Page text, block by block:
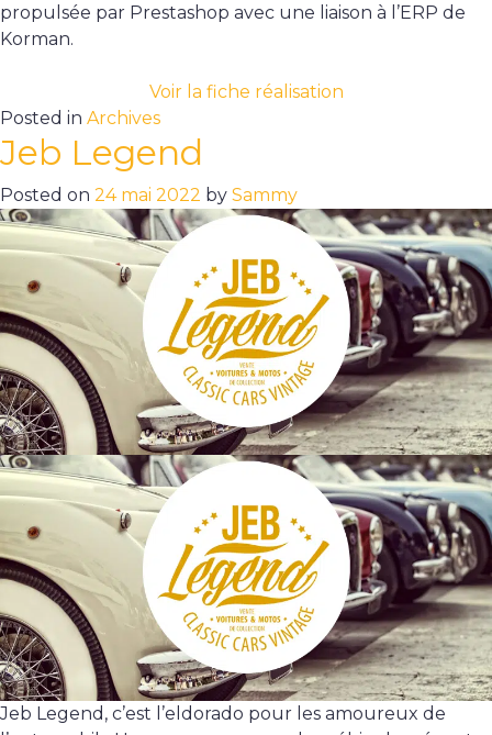
propulsée par Prestashop avec une liaison à l’ERP de
Korman.
Voir la fiche réalisation
Posted in Archives
Jeb Legend
Posted on 24 mai 2022 by Sammy
Jeb Legend, c’est l’eldorado pour les amoureux de